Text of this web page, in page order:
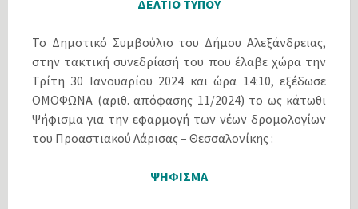
ΔΕΛΤΙΟ ΤΥΠΟΥ
Το Δημοτικό Συμβούλιο του Δήμου Αλεξάνδρειας,
στην τακτική συνεδρίασή του που έλαβε χώρα την
Τρίτη 30 Ιανουαρίου 2024 και ώρα 14:10, εξέδωσε
ΟΜΟΦΩΝΑ (αριθ. απόφασης 11/2024) το ως κάτωθι
Ψήφισμα για την εφαρμογή των νέων δρομολογίων
του Προαστιακού Λάρισας – Θεσσαλονίκης :
ΨΗΦΙΣΜΑ